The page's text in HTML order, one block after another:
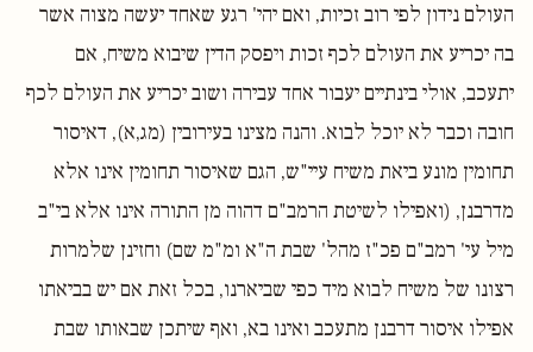
העולם נידון לפי רוב זכיות, ואם יהי' רגע שאחד יעשה מצוה אשר
בה יכריע את העולם לכף זכות ויפסק הדין שיבוא משיח, אם
יתעכב, אולי בינתיים יעבור אחד עבירה ושוב יכריע את העולם לכף
חובה וכבר לא יוכל לבוא. והנה מצינו בעירובין (מג,א), דאיסור
תחומין מונע ביאת משיח עיי"ש, הגם שאיסור תחומין אינו אלא
מדרבנן, (ואפילו לשיטת הרמב"ם דהוה מן התורה אינו אלא בי"ב
מיל עי' רמב"ם פכ"ז מהל' שבת ה"א ומ"מ שם) וחזינן שלמרות
רצונו של משיח לבוא מיד כפי שביארנו, בכל זאת אם יש בביאתו
אפילו איסור דרבנן מתעכב ואינו בא, ואף שיתכן שבאותו שבת